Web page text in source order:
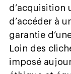
d’acquisition
d’accéder à
garantie
Loin des
imposé